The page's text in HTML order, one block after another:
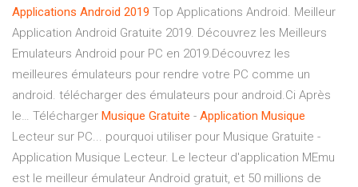
Applications Android 2019 Top Applications Android. Meilleur
Application Android Gratuite 2019. Découvrez les Meilleurs
Emulateurs Android pour PC en 2019.Découvrez les
meilleures émulateurs pour rendre votre PC comme un
android. télécharger des émulateurs pour android.Ci Après
le… Télécharger Musique Gratuite - Application Musique
Lecteur sur PC... pourquoi utiliser pour Musique Gratuite -
Application Musique Lecteur. Le lecteur d'application MEmu
est le meilleur émulateur Android gratuit, et 50 millions de